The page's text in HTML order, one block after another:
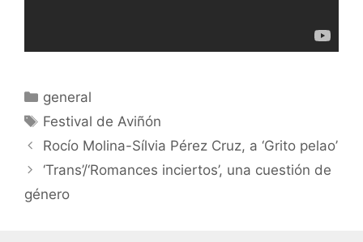
Categorías
general
Etiquetas
Festival de Aviñón
Rocío Molina-Sílvia Pérez Cruz, a ‘Grito pelao’
‘Trans’/‘Romances inciertos’, una cuestión de
género